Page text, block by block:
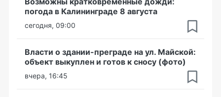
погода в Калининграде 8 августа
сегодня, 09:00
Власти о здании-преграде на ул. Майской:
объект выкуплен и готов к сносу (фото)
вчера, 16:45